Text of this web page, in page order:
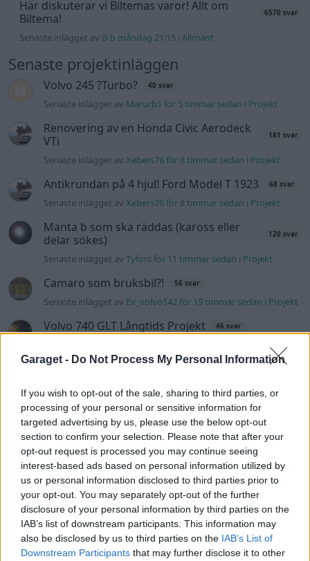
Garaget - Do Not Process My Personal Information
If you wish to opt-out of the sale, sharing to third parties, or
processing of your personal or sensitive information for
targeted advertising by us, please use the below opt-out
section to confirm your selection. Please note that after your
opt-out request is processed you may continue seeing
interest-based ads based on personal information utilized by
us or personal information disclosed to third parties prior to
your opt-out. You may separately opt-out of the further
disclosure of your personal information by third parties on the
IAB’s list of downstream participants. This information may
also be disclosed by us to third parties on the IAB’s List of
Downstream Participants that may further disclose it to other
Här diskuterar vi Biltemas varor! Allt om
Biltema!
6570 svar
Senaste inlägget av d-b måndag 21:15 i Allmänt
Senaste projektinläggen
Volvo 245 ?Turbo? 40 svar
Senaste inlägget av Marurb1 för 5 timmar sedan i Projekt
Renovering av en Honda Civic Aerodeck
VTi
181 svar
Senaste inlägget avXebers76 för 8 timmar sedan i Projekt
Antikrundan på 4 hjul! Ford Model T 1923 68 svar
Senaste inlägget avXebers76 för 8 timmar sedan i Projekt
Manta b som ska räddas (kaross eller
delar sökes)
120 svar
Senaste inlägget avTyfors för 11 timmar sedan i Projekt
Camaro som bruksbil?! 56 svar
Senaste inlägget av Ev_volvo142 för 19 timmar sedan i Projekt
Volvo 740 GLT Långtids Projekt 46 svar
Projekt
Volkswagen Golf MK4 v6 4motion OEM++
Senaste inlägget av Stol3n_Identity tisdag 10:12iProjekt
Volvo 142 Elkonvertering Elbil 848 svar
Senaste inlägget avEv_volvo142 måndag 19:16iProjekt
Volkswagen split bus t1 1962 2558 svar
Senaste inlägget avDr_snuggels måndag 18:29iProjekt
GT86 Luftbygge med mera 80 svar
Senaste inlägget av Rikard_Persson måndag 09:55i Projekt
Nyaste forumtrådarna